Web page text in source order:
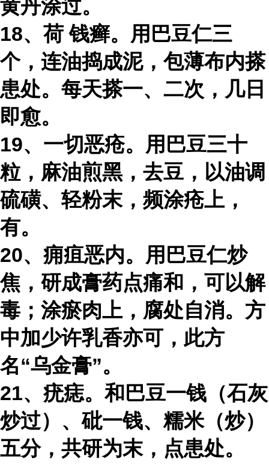
黄丹涂过。
18、荷 钱癣。用巴豆仁三
个，连油捣成泥，包薄布内搽
患处。每天搽一、二次，几日
即愈。
19、一切恶疮。用巴豆三十
粒，麻油煎黑，去豆，以油调
硫磺、轻粉末，频涂疮上，
有。
20、痈疽恶内。用巴豆仁炒
焦，研成膏药点痛和，可以解
毒；涂瘀肉上，腐处自消。方
中加少许乳香亦可，此方
名“乌金膏”。
21、疣痣。和巴豆一钱（石灰
炒过）、砒一钱、糯米（炒）
五分，共研为末，点患处。